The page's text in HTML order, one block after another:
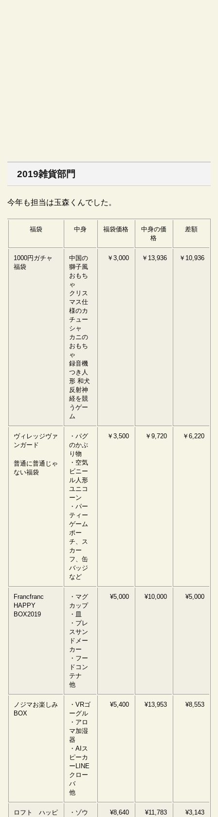
2019雑貨部門
今年も担当は玉森くんでした。
福袋 中身 福袋価格
中身の価
格
差額
1000円ガチャ
福袋
中国の
獅子風
おもち
ゃ
クリス
マス仕
様のカ
チュー
シャ
カニの
おもち
ゃ
録音機
つき人
形 和犬
反射神
経を競
うゲー
ム
￥3,000 ￥13,936 ￥10,936
ヴィレッジヴァ
ンガード
普通に普通じゃ
ない福袋
・パグ
のかぶ
り物
・空気
ビニー
ル人形
ユニコ
ーン
・パー
ティー
ゲーム
ポー
チ、ス
カー
フ、缶
バッジ
など
￥3,500 ￥9,720 ￥6,220
Francfranc
HAPPY
BOX2019
・マグ
カップ
・皿
・プレ
スサン
ドメー
カー
・フー
ドコン
テナ
他
¥5,000 ¥10,000 ¥5,000
ノジマお楽しみ
BOX
・VRゴ
ーグル
・アロ
マ加湿
器
・AIス
ピーカ
ーLINE
クロー
バ
他
¥5,400 ¥13,953 ¥8,553
ロフト ハッピ
・ゾウ
¥8,640 ¥11,783 ¥3,143